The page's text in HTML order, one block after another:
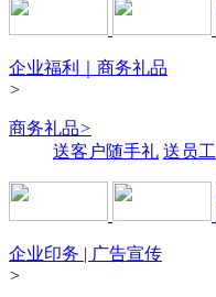
企业福利｜商务礼品
>
商务礼品>
送客户随手礼 送员工
企业印务 | 广告宣传
>